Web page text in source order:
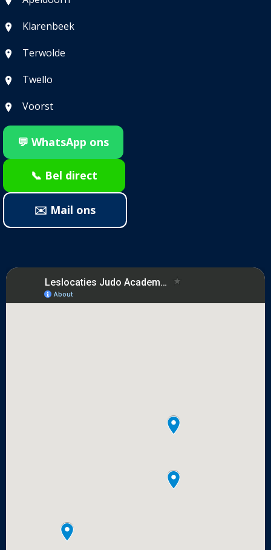
Klarenbeek
Terwolde
Twello
Voorst
💬 WhatsApp ons
📞 Bel direct
✉️ Mail ons